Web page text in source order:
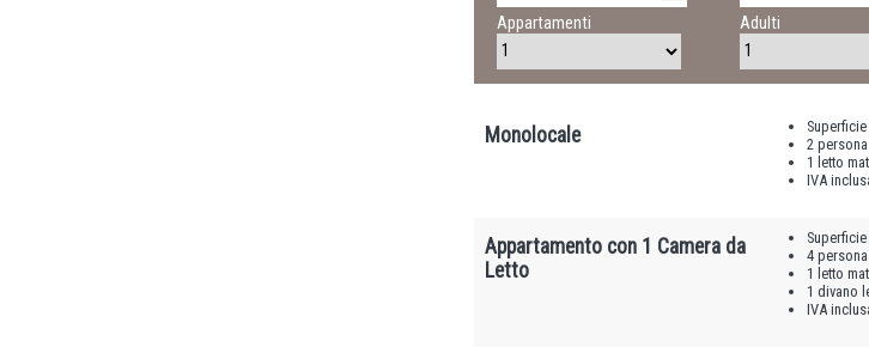
Appartamenti Adulti
Monolocale
2 persona
1 letto
IVA
Appartamento con 1 Camera da
Letto
Superficie
4 persona
1 letto
1 divano
IVA